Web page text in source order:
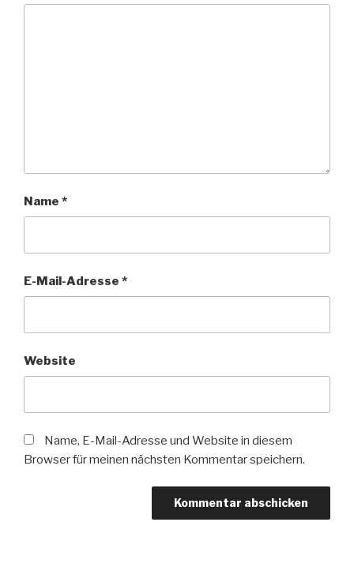
Name *
E-Mail-Adresse *
Website
Name, E-Mail-Adresse und Website in diesem
Browser für meinen nächsten Kommentar speichern.